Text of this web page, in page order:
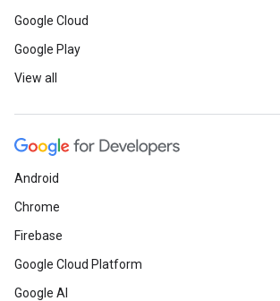
Google Cloud
Google Play
View all
Android
Chrome
Firebase
Google Cloud Platform
Google AI